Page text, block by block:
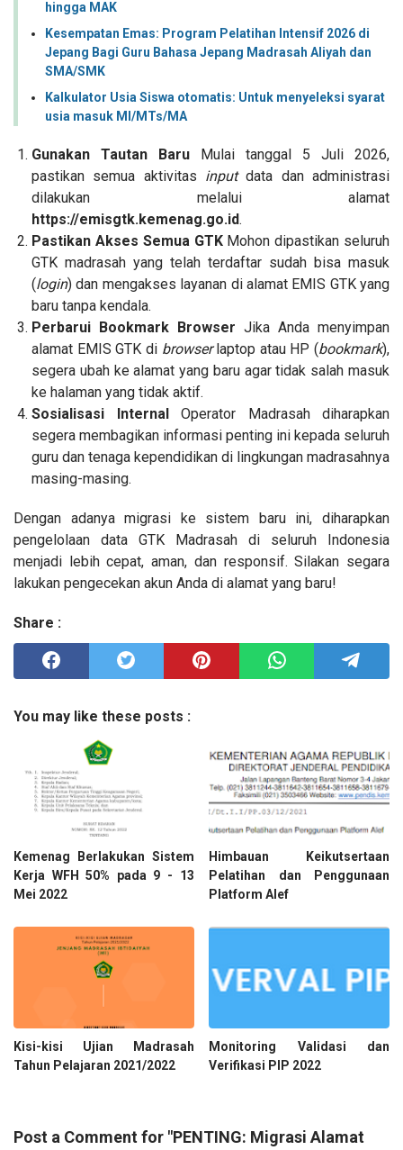
hingga MAK
Kesempatan Emas: Program Pelatihan Intensif 2026 di
Jepang Bagi Guru Bahasa Jepang Madrasah Aliyah dan
SMA/SMK
Kalkulator Usia Siswa otomatis: Untuk menyeleksi syarat
usia masuk MI/MTs/MA
Gunakan Tautan Baru Mulai tanggal 5 Juli 2026,
pastikan semua aktivitas inputdata dan administrasi
dilakukan melalui alamat
https://emisgtk.kemenag.go.id.
Pastikan Akses Semua GTKMohon dipastikan seluruh
GTK madrasah yang telah terdaftar sudah bisa masuk
(login) dan mengakses layanan di alamat EMIS GTK yang
baru tanpa kendala.
Perbarui Bookmark Browser Jika Anda menyimpan
alamat EMIS GTK di browserlaptop atau HP (bookmark),
segera ubah ke alamat yang baru agar tidak salah masuk
ke halaman yang tidak aktif.
Sosialisasi Internal
Operator Madrasah diharapkan
segera membagikan informasi penting ini kepada seluruh
guru dan tenaga kependidikan di lingkungan madrasahnya
masing-masing.
​Dengan adanya migrasi ke sistem baru ini, diharapkan
pengelolaan data GTK Madrasah di seluruh Indonesia
menjadi lebih cepat, aman, dan responsif. Silakan segara
lakukan pengecekan akun Anda di alamat yang baru!
Share :
You may like these posts :
Kemenag Berlakukan Sistem
Kerja WFH 50% pada 9 - 13
Mei 2022
Himbauan Keikutsertaan
Pelatihan dan Penggunaan
Platform Alef
Kisi-kisi Ujian Madrasah
Tahun Pelajaran 2021/2022
Monitoring Validasi dan
Verifikasi PIP 2022
Post a Comment for "PENTING: Migrasi Alamat